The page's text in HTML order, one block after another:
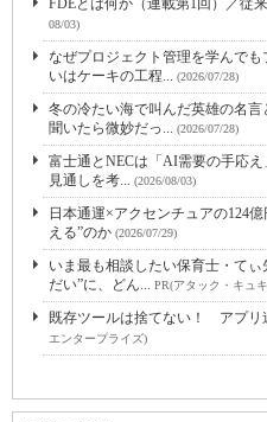
FDEとは何か（連載第1回）／従
08/03)
なぜプロジェクト管理を学んで
いはケーキの工程... (2026/07/28)
冬の冷たい海で叫んだ英雄の名
聞いたら微妙だっ... (2026/07/28)
富士通とNECは「AI需要の手応
見通しを考... (2026/08/03)
日本通運×アクセンチュアの124
える”のか (2026/07/29)
いま最も相談したい保育士・て
だい”に、どん... PR(アタック・キュ
既存ツールは捨てない！ アプリ
エンタープライズ)